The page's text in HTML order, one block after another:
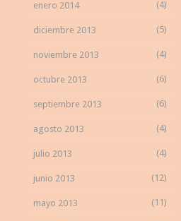
enero 2014 (4)
diciembre 2013 (5)
noviembre 2013 (4)
octubre 2013 (6)
septiembre 2013 (6)
agosto 2013 (4)
julio 2013 (4)
junio 2013 (12)
mayo 2013 (11)